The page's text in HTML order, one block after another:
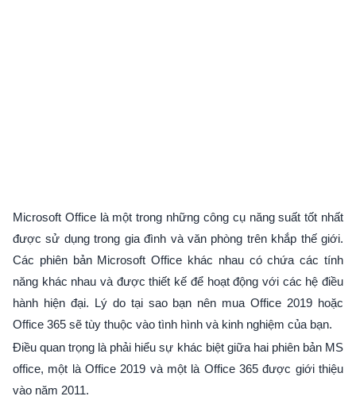
Microsoft Office là một trong những công cụ năng suất tốt nhất
được sử dụng trong gia đình và văn phòng trên khắp thế giới.
Các phiên bản Microsoft Office khác nhau có chứa các tính
năng khác nhau và được thiết kế để hoạt động với các hệ điều
hành hiện đại. Lý do tại sao bạn nên mua Office 2019 hoặc
Office 365 sẽ tùy thuộc vào tình hình và kinh nghiệm của bạn.
Điều quan trọng là phải hiểu sự khác biệt giữa hai phiên bản MS
office, một là Office 2019 và một là Office 365 được giới thiệu
vào năm 2011.